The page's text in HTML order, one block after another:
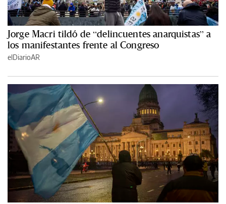
Jorge Macri tildó de “delincuentes anarquistas” a
los manifestantes frente al Congreso
elDiarioAR